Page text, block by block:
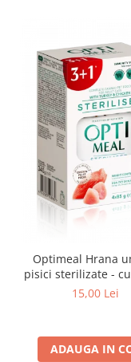
Optimeal Hrana
pisici sterilizate - curcan si
pui in sos, set
15,00 Lei
ADAUGA IN